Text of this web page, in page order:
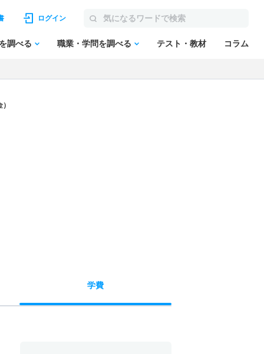
ログイン
調べる 職業・学問を調べる テスト・教材 コラム
学費